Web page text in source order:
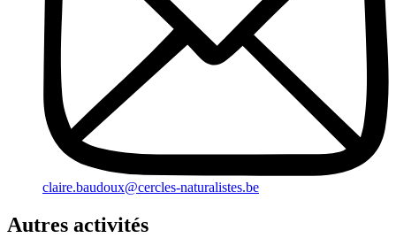
claire.baudoux@cercles-naturalistes.be
Autres activités